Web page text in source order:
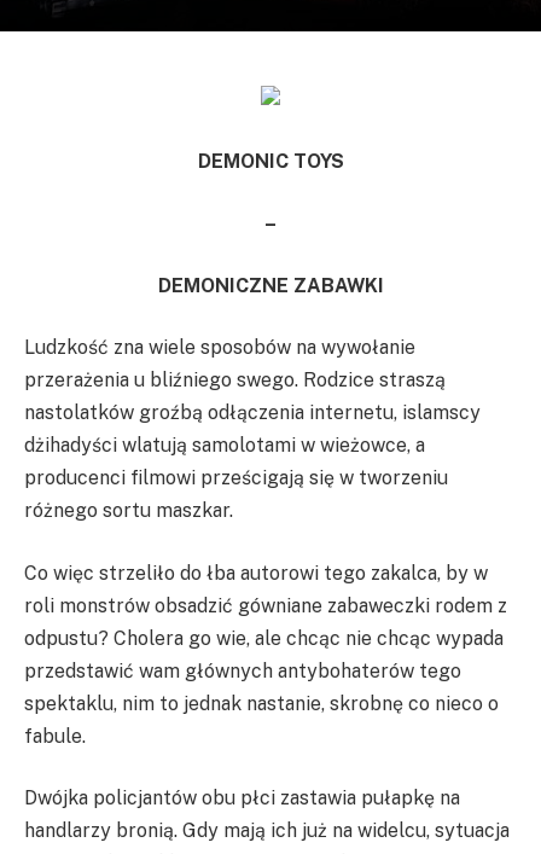
DEMONIC TOYS
–
DEMONICZNE ZABAWKI
Ludzkość zna wiele sposobów na wywołanie
przerażenia u bliźniego swego. Rodzice straszą
nastolatków groźbą odłączenia internetu, islamscy
dżihadyści wlatują samolotami w wieżowce, a
producenci filmowi prześcigają się w tworzeniu
różnego sortu maszkar.
Co więc strzeliło do łba autorowi tego zakalca, by w
roli monstrów obsadzić gówniane zabaweczki rodem z
odpustu? Cholera go wie, ale chcąc nie chcąc wypada
przedstawić wam głównych antybohaterów tego
spektaklu, nim to jednak nastanie, skrobnę co nieco o
fabule.
Dwójka policjantów obu płci zastawia pułapkę na
handlarzy bronią. Gdy mają ich już na widelcu, sytuacja